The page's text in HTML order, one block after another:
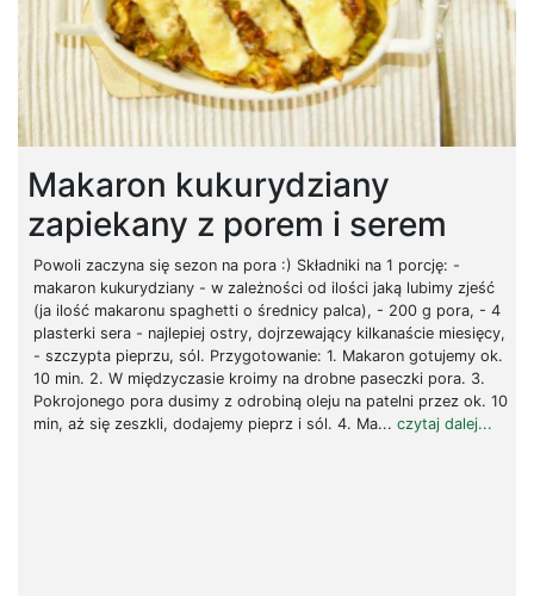
Makaron kukurydziany
zapiekany z porem i serem
Powoli zaczyna się sezon na pora :) Składniki na 1 porcję: -
makaron kukurydziany - w zależności od ilości jaką lubimy zjeść
(ja ilość makaronu spaghetti o średnicy palca), - 200 g pora, - 4
plasterki sera - najlepiej ostry, dojrzewający kilkanaście miesięcy,
- szczypta pieprzu, sól. Przygotowanie: 1. Makaron gotujemy ok.
10 min. 2. W międzyczasie kroimy na drobne paseczki pora. 3.
Pokrojonego pora dusimy z odrobiną oleju na patelni przez ok. 10
min, aż się zeszkli, dodajemy pieprz i sól. 4. Ma... czytaj dalej...